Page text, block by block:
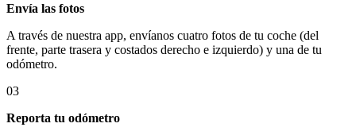
Envía las fotos
A través de nuestra app, envíanos cuatro fotos de tu coche (del
frente, parte trasera y costados derecho e izquierdo) y una de tu
odómetro.
03
Reporta tu odómetro